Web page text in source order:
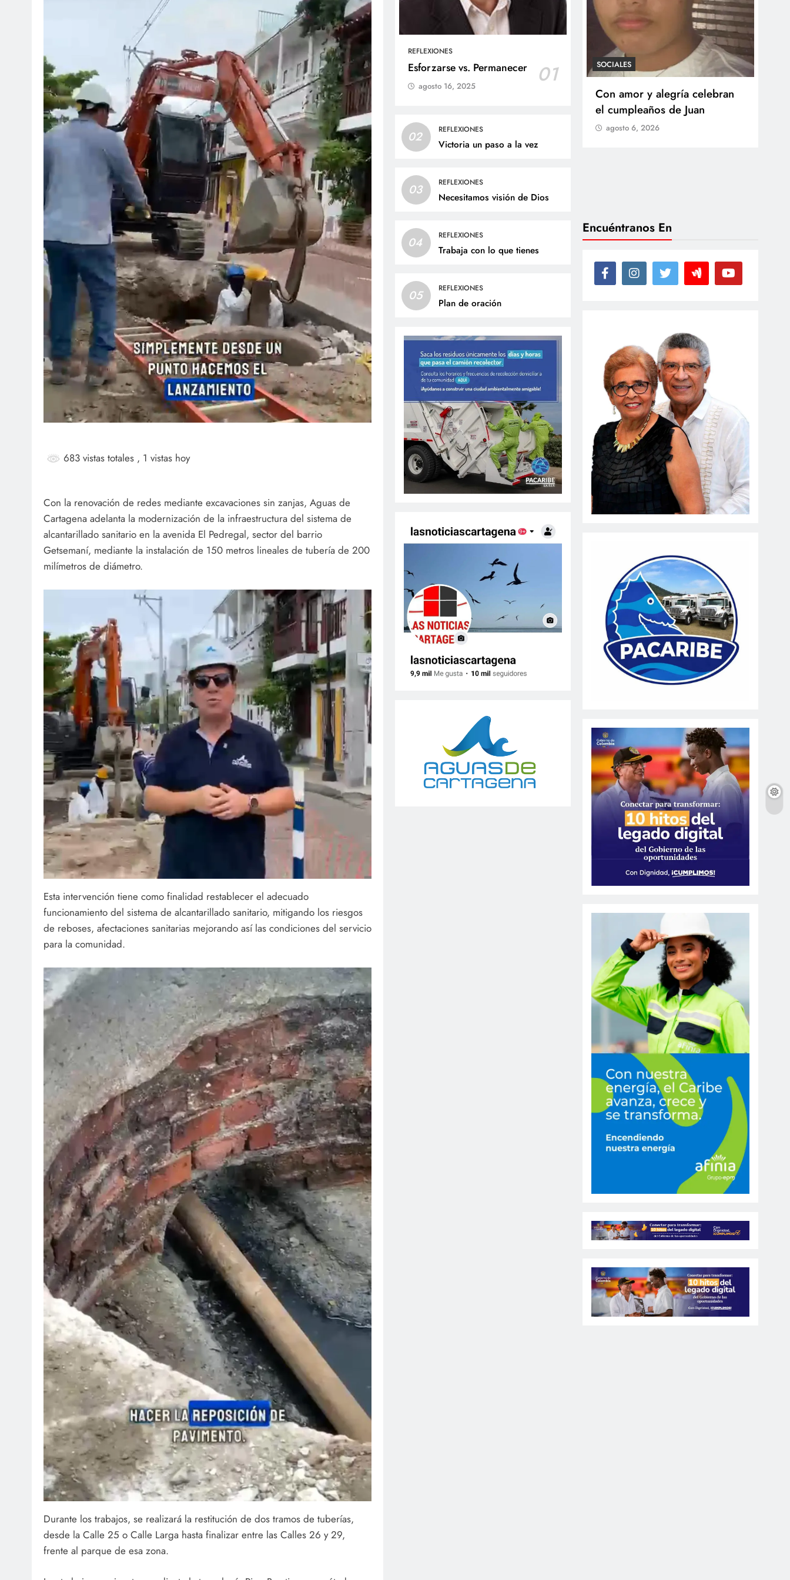
REFLEXIONES
Esforzarse vs. Permanecer 01
agosto 16, 2025
02 REFLEXIONES
Victoria un paso a la vez
03 REFLEXIONES
Necesitamos visión de Dios
04 REFLEXIONES
Trabaja con lo que tienes
05 REFLEXIONES
Plan de oración
683 vistas totales , 1 vistas hoy
Con la renovación de redes mediante excavaciones sin zanjas, Aguas de
Cartagena adelanta la modernización de la infraestructura del sistema de
alcantarillado sanitario en la avenida El Pedregal, sector del barrio
Getsemaní, mediante la instalación de 150 metros lineales de tubería de 200
milímetros de diámetro.
Esta intervención tiene como finalidad restablecer el adecuado
funcionamiento del sistema de alcantarillado sanitario, mitigando los riesgos
de reboses, afectaciones sanitarias mejorando así las condiciones del servicio
para la comunidad.
Durante los trabajos, se realizará la restitución de dos tramos de tuberías,
desde la Calle 25 o Calle Larga hasta finalizar entre las Calles 26 y 29,
frente al parque de esa zona.
SOCIALES
¡Feliz cumpleaños para doña
Marta Luz López!
agosto 6, 2026
SOCIALES
Jaime Andrés Bejarano Castillo
bautismo este domingo
agosto 6, 2026
SOCIALES
Con amor y alegría celebran
el cumpleaños de Juan
agosto 6, 2026
Encuéntranos En